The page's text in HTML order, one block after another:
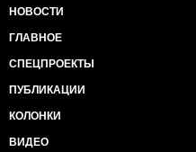
НОВОСТИ
ГЛАВНОЕ
СПЕЦПРОЕКТЫ
ПУБЛИКАЦИИ
КОЛОНКИ
ВИДЕО